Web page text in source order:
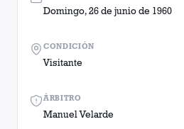
Domingo, 26 de junio de 1960
ÁRBITRO
Manuel Velarde
CONDICIÓN
Visitante